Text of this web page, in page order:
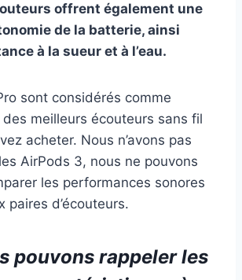
offrent également une
de la batterie, ainsi
à la sueur et à l’eau.
sont considérés comme
meilleurs écouteurs sans fil
acheter. Nous n’avons pas
AirPods 3, nous ne pouvons
les performances sonores
paires d’écouteurs.
pouvons rappeler les